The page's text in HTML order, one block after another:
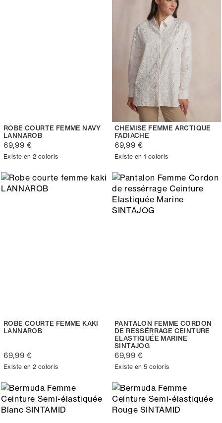
ROBE COURTE FEMME NAVY
LANNAROB
69,99 €
Existe en 2 coloris
CHEMISE FEMME ARCTIQUE
FADIACHE
69,99 €
Existe en 1 coloris
ROBE COURTE FEMME KAKI
LANNAROB
69,99 €
Existe en 2 coloris
PANTALON FEMME CORDON
DE RESSÉRRAGE CEINTURE
ELASTIQUÉE MARINE
SINTAJOG
69,99 €
Existe en 5 coloris